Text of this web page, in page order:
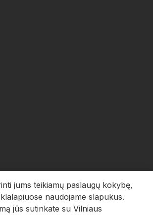
LT-01122, Vilnius
jums teikiamų paslaugų kokybę,
naudojame slapukus.
jūs sutinkate su Vilniaus